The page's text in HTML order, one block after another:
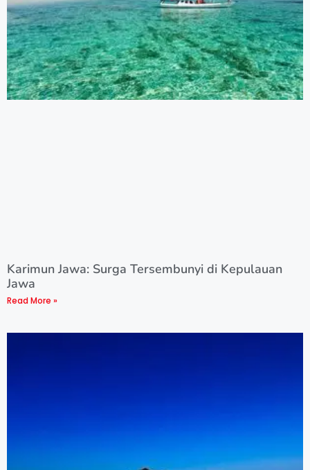
Karimun Jawa: Surga Tersembunyi di Kepulauan
Jawa
Read More »